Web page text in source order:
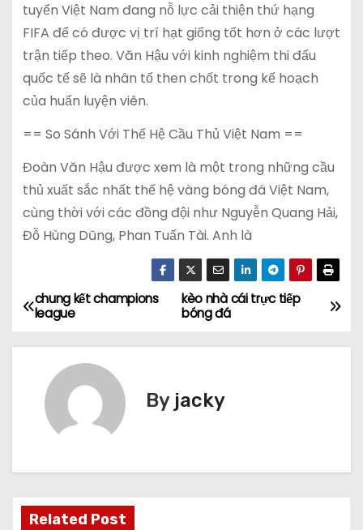
tuyển Việt Nam đang nỗ lực cải thiện thứ hạng
FIFA để có được vị trí hạt giống tốt hơn ở các lượt
trận tiếp theo. Văn Hậu với kinh nghiệm thi đấu
quốc tế sẽ là nhân tố then chốt trong kế hoạch
của huấn luyện viên.
== So Sánh Với Thế Hệ Cầu Thủ Việt Nam ==
Đoàn Văn Hậu được xem là một trong những cầu
thủ xuất sắc nhất thế hệ vàng bóng đá Việt Nam,
cùng thời với các đồng đội như Nguyễn Quang Hải,
Đỗ Hùng Dũng, Phan Tuấn Tài. Anh là
Đ
i
ư
ớ
kèo nhà cái trực tiếp
bóng đá
chung kết champions
league
By jacky
Related Post